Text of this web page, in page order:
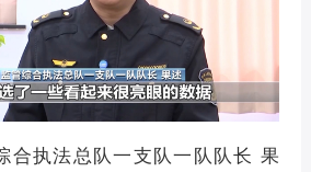
合执法总队一支队一队队长 果